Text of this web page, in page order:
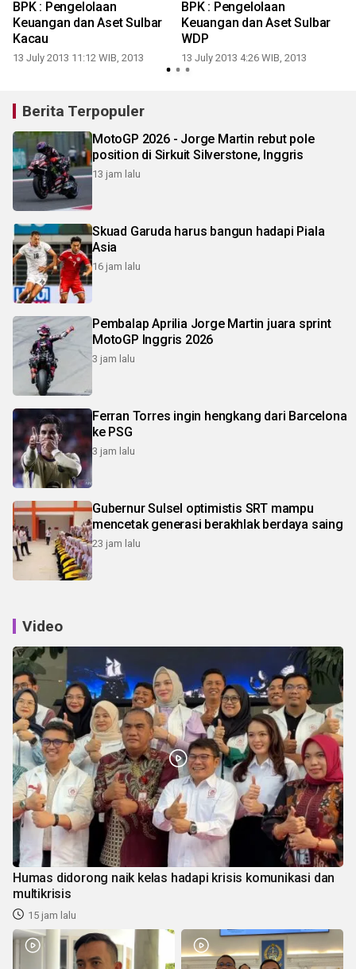
BPK : Pengelolaan
Keuangan dan Aset Sulbar
Kacau
13 July 2013 11:12 WIB, 2013
BPK : Pengelolaan
Keuangan dan Aset Sulbar
WDP
13 July 2013 4:26 WIB, 2013
Berita Terpopuler
MotoGP 2026 - Jorge Martin rebut pole
position di Sirkuit Silverstone, Inggris
13 jam lalu
Skuad Garuda harus bangun hadapi Piala
Asia
16 jam lalu
Pembalap Aprilia Jorge Martin juara sprint
MotoGP Inggris 2026
3 jam lalu
Ferran Torres ingin hengkang dari Barcelona
ke PSG
3 jam lalu
Gubernur Sulsel optimistis SRT mampu
mencetak generasi berakhlak berdaya saing
23 jam lalu
Video
Humas didorong naik kelas hadapi krisis komunikasi dan
multikrisis
15 jam lalu